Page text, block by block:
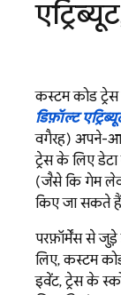
एट्रिब्यूट
कस्टम कोड
डिफ़ॉल्ट
वगैरह) अपने-
ट्रेस के लिए
(जैसे कि गेम लेवल
किए जा सकते
परफ़ॉर्मेंस से
लिए, कस्टम
इवेंट, ट्रेस के